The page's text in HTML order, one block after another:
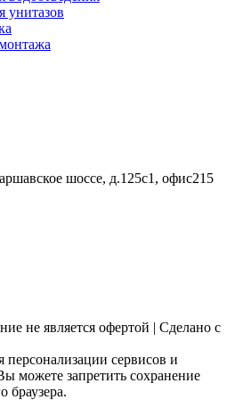
унитазов
шоссе, д.125с1, офис215
не является офертой | Сделано с
персонализации сервисов и
можете запретить сохранение
браузера.